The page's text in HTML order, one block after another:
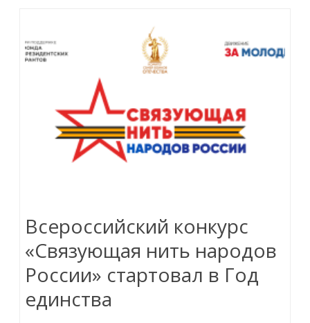
Всероссийский конкурс
«Связующая нить народов
России» стартовал в Год
единства